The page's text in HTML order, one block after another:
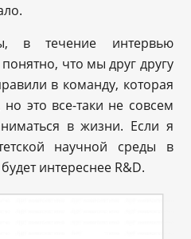
в течение интервью
что мы друг другу
в команду, которая
это все-таки не совсем
в жизни. Если я
научной среды в
интереснее R&D.